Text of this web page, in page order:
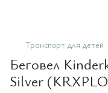
Транспорт для детей
Беговел
Silver